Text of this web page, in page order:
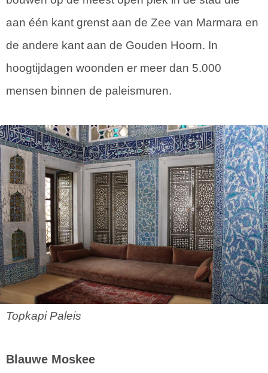
aan één kant grenst aan de Zee van Marmara en
de andere kant aan de Gouden Hoorn. In
hoogtijdagen woonden er meer dan 5.000
mensen binnen de paleismuren.
Topkapi Paleis
Blauwe Moskee